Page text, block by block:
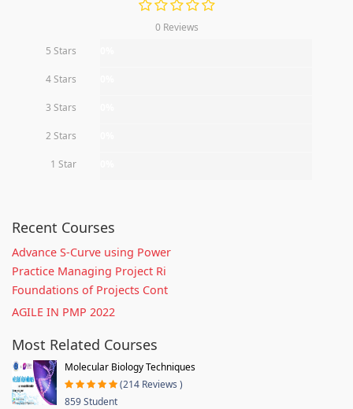
0 Reviews
5 Stars
4 Stars
3 Stars
2 Stars
1 Star
Recent Courses
Advance S-Curve using Power
Practice Managing Project Ri
Foundations of Projects Cont
AGILE IN PMP 2022
Most Related Courses
Molecular Biology Techniques
(214 Reviews )
859 Student